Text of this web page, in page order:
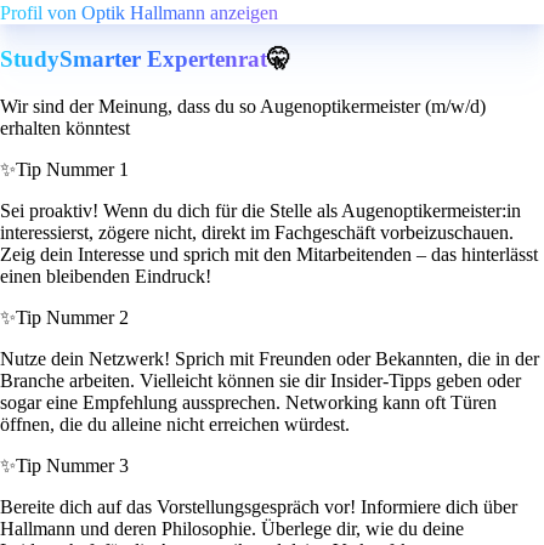
Profil von Optik Hallmann anzeigen
StudySmarter Expertenrat🤫
Wir sind der Meinung, dass du so Augenoptikermeister (m/w/d)
erhalten könntest
✨Tip Nummer 1
Sei proaktiv! Wenn du dich für die Stelle als Augenoptikermeister:in
interessierst, zögere nicht, direkt im Fachgeschäft vorbeizuschauen.
Zeig dein Interesse und sprich mit den Mitarbeitenden – das hinterlässt
einen bleibenden Eindruck!
✨Tip Nummer 2
Nutze dein Netzwerk! Sprich mit Freunden oder Bekannten, die in der
Branche arbeiten. Vielleicht können sie dir Insider-Tipps geben oder
sogar eine Empfehlung aussprechen. Networking kann oft Türen
öffnen, die du alleine nicht erreichen würdest.
✨Tip Nummer 3
Bereite dich auf das Vorstellungsgespräch vor! Informiere dich über
Hallmann und deren Philosophie. Überlege dir, wie du deine